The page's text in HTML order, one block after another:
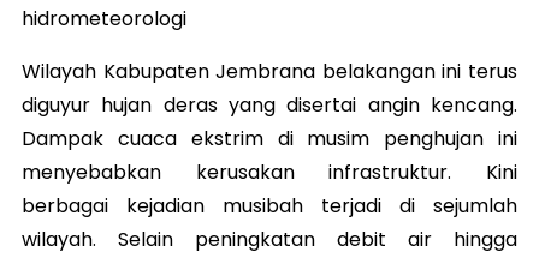
hidrometeorologi
Wilayah Kabupaten Jembrana belakangan ini terus
diguyur hujan deras yang disertai angin kencang.
Dampak cuaca ekstrim di musim penghujan ini
menyebabkan kerusakan infrastruktur. Kini
berbagai kejadian musibah terjadi di sejumlah
wilayah. Selain peningkatan debit air hingga